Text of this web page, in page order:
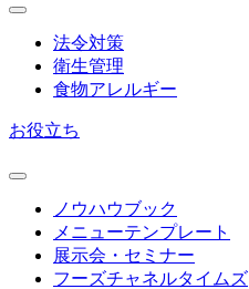
法令対策
衛生管理
食物アレルギー
お役立ち
ノウハウブック
メニューテンプレート
展示会・セミナー
フーズチャネルタイムズ